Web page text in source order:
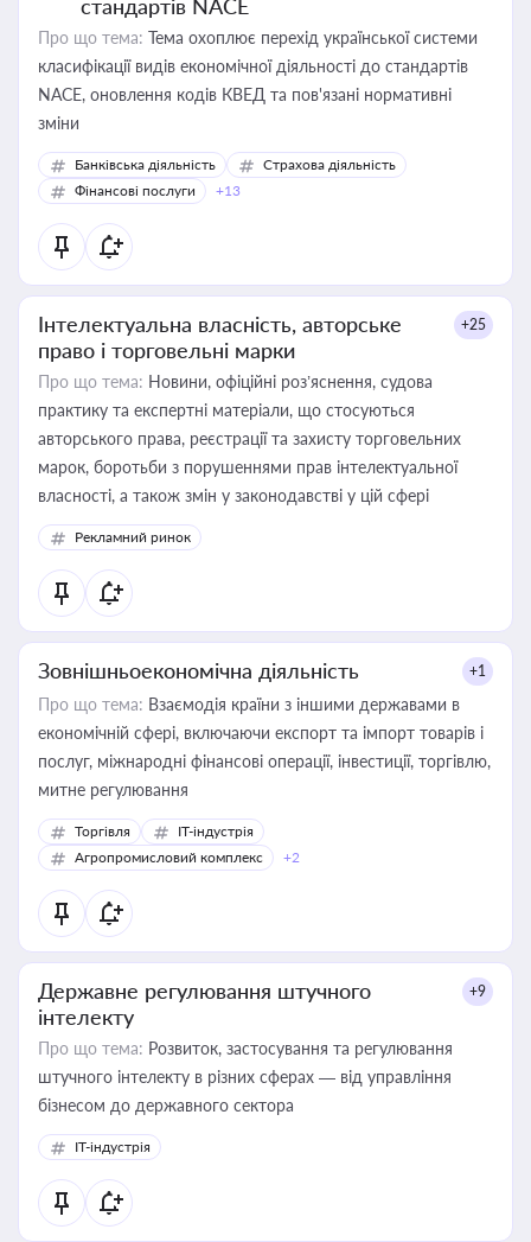
стандартів NACE
Про що тема: Тема охоплює перехід української системи
класифікації видів економічної діяльності до стандартів
NACE, оновлення кодів КВЕД та пов'язані нормативні
зміни
Банківська діяльність
Страхова діяльність
Фінансові послуги
+13
Інтелектуальна власність, авторське
право і торговельні марки
+25
Про що тема: Новини, офіційні роз’яснення, судова
практику та експертні матеріали, що стосуються
авторського права, реєстрації та захисту торговельних
марок, боротьби з порушеннями прав інтелектуальної
власності, а також змін у законодавстві у цій сфері
Рекламний ринок
Зовнішньоекономічна діяльність +1
Про що тема: Взаємодія країни з іншими державами в
економічній сфері, включаючи експорт та імпорт товарів і
послуг, міжнародні фінансові операції, інвестиції, торгівлю,
митне регулювання
Торгівля
IT-індустрія
Агропромисловий комплекс
+2
Державне регулювання штучного
інтелекту
+9
Про що тема: Розвиток, застосування та регулювання
штучного інтелекту в різних сферах — від управління
бізнесом до державного сектора
IT-індустрія